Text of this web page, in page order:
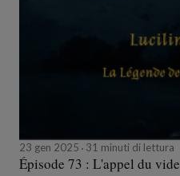
23 gen 2025 31 minuti di lettura
Épisode 73 : L'appel du vide